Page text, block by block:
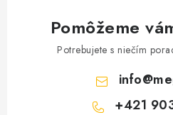
Pomôžeme
Potrebujete s niečím
info@
+421